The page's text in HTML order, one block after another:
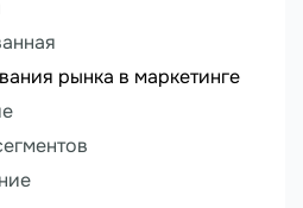
рынка в маркетинге